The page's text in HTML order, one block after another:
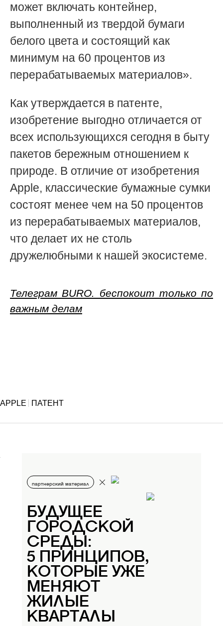
может включать контейнер,
выполненный из твердой бумаги
белого цвета и состоящий как
минимум на 60 процентов из
перерабатываемых материалов».
Как утверждается в патенте,
изобретение выгодно отличается от
всех использующихся сегодня в быту
пакетов бережным отношением к
природе. В отличие от изобретения
Apple, классические бумажные сумки
состоят менее чем на 50 процентов
из перерабатываемых материалов,
что делает их не столь
дружелюбными к нашей экосистеме.
Телеграм BURO. беспокоит только по
важным делам
APPLE ПАТЕНТ
партнерский материал
БУДУЩЕЕ
ГОРОДСКОЙ
СРЕДЫ:
5 ПРИНЦИПОВ,
КОТОРЫЕ УЖЕ
МЕНЯЮТ
ЖИЛЫЕ
КВАРТАЛЫ